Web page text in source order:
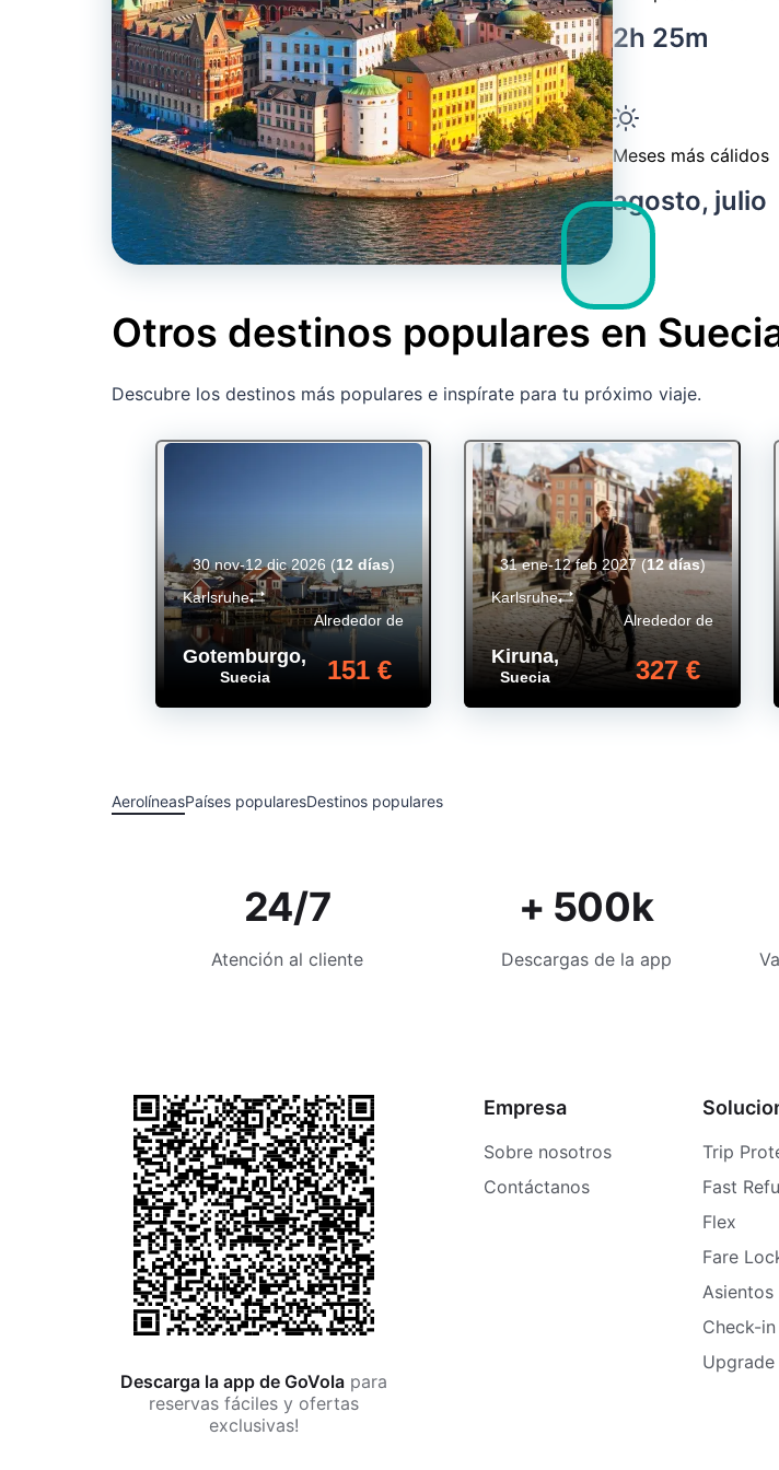
2h 25m
Meses más cálidos
agosto, julio
Otros destinos populares en
Descubre los destinos más populares e inspírate para tu próximo viaje.
Gotemburgo,
Suecia
Alrededor de
151 €
Karlsruhe
30 nov-12 dic 2026 (12 días)
Kiruna,
Suecia
Alrededor de
327 €
Karlsruhe
31 ene-12 feb 2027 (12 días)
AerolíneasPaíses popularesDestinos populares
24/7
Atención al cliente
+ 500k
Descargas de la app
Descarga la app de GoVola para
reservas fáciles y ofertas
exclusivas!
Empresa
Sobre nosotros
Contáctanos
Trip
Fast
Flex
Fare
Asientos
Check-in
Upgrade